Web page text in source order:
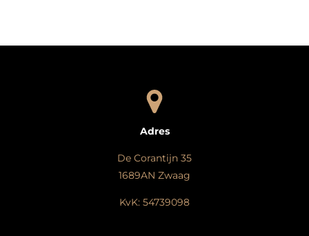
Adres
De Corantijn 35
1689AN Zwaag
KvK: 54739098